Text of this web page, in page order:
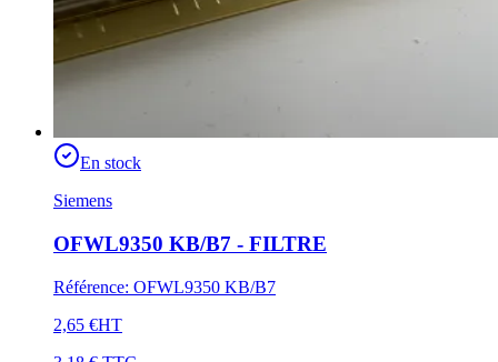
En stock
Siemens
OFWL9350 KB/B7 - FILTRE
Référence: OFWL9350 KB/B7
2,65 €HT